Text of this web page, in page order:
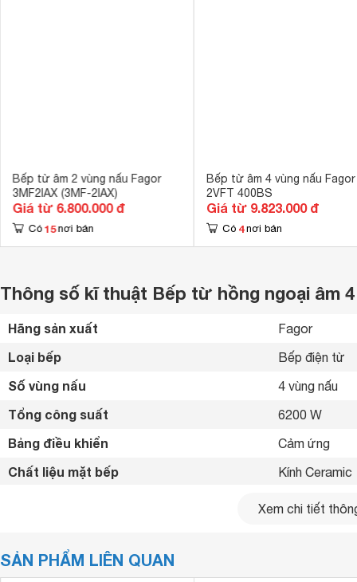
Bếp từ âm 2 vùng nấu Fagor
3MF2IAX (3MF-2IAX)
Giá từ 6.800.000 đ
Có 15 nơi bán
Bếp từ âm 4 vùng nấu Fagor
2VFT 400BS
Giá từ 9.823.000 đ
Có 4 nơi bán
Thông số kĩ thuật Bếp từ hồng ngoại âm
Hãng sản xuất Fagor
Loại bếp Bếp điện từ
Số vùng nấu 4 vùng nấu
Tổng công suất 6200 W
Bảng điều khiển Cảm ứng
Chất liệu mặt bếp Kính Ceramic
Bếp từ chỉ
nồi
Tiện ích 4 đèn báo
Xem chi tiết
SẢN PHẨM LIÊN QUAN